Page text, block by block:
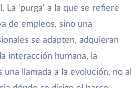
La 'purga' a la que se refiere
de empleos, sino una
se adapten, adquieran
interacción humana, la
llamada a la evolución, no al